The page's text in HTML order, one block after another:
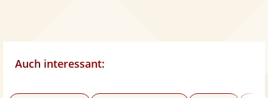
Auch interessant: